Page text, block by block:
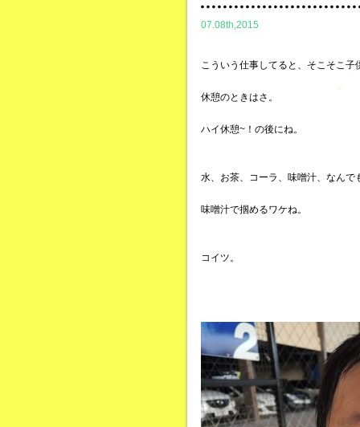
07.08th,2015
こういう仕事してると、そこそこ
休憩のときはさ。
ハイ休憩~！の後にね。
水、お茶、コーラ、味噌汁、なんで
味噌汁で掴めるワケね。
コイツ。